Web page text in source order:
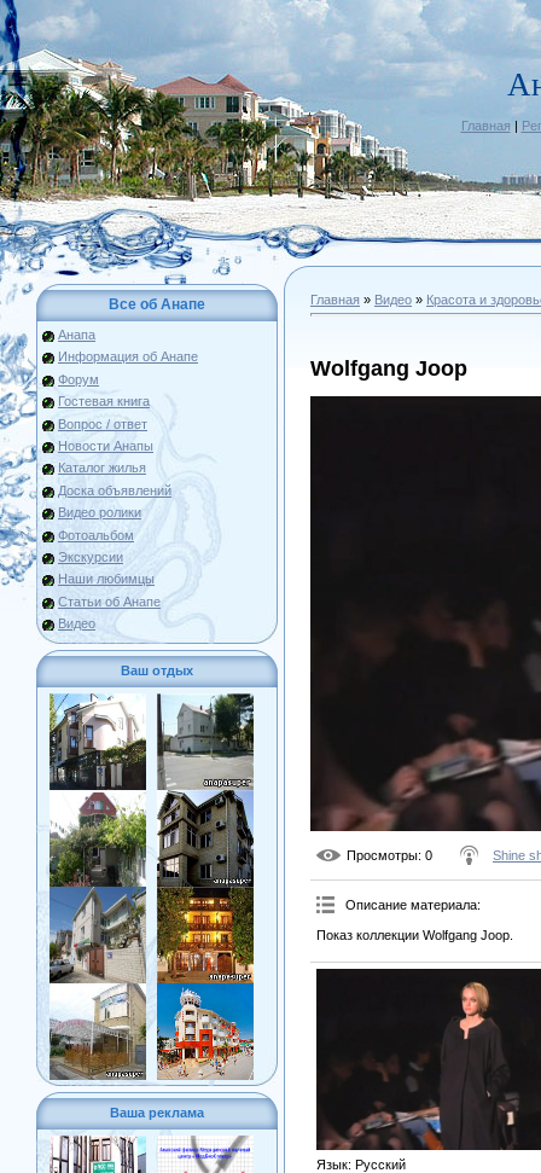
Главная|
Все об Анапе
Анапа
Информация об Анапе
Форум
Гостевая книга
Вопрос / ответ
Новости Анапы
Каталог жилья
Доска объявлений
Видео ролики
Фотоальбом
Экскурсии
Наши любимцы
Статьи об Анапе
Видео
Ваш отдых
Ваша реклама
Главная » Видео » Красота и
Wolfgang Joop
Просмотры: 0 Shine
Описание материала:
Показ коллекции Wolfgang Joop.
Язык: Русский